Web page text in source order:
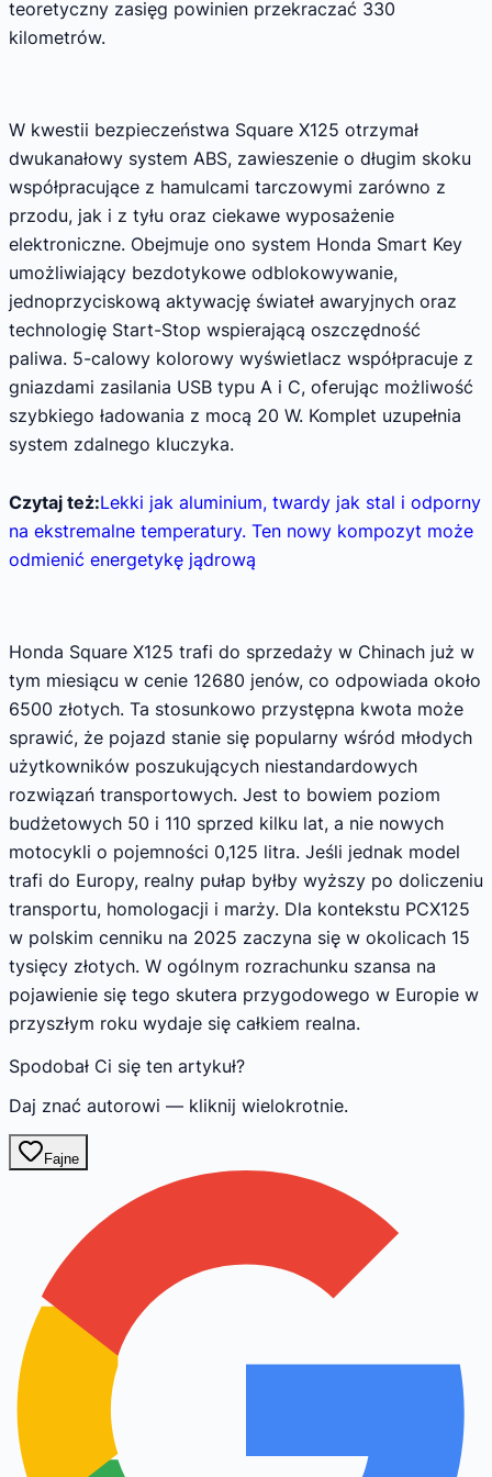
teoretyczny zasięg powinien przekraczać 330
kilometrów.
W kwestii bezpieczeństwa Square X125 otrzymał
dwukanałowy system ABS, zawieszenie o długim skoku
współpracujące z hamulcami tarczowymi zarówno z
przodu, jak i z tyłu oraz ciekawe wyposażenie
elektroniczne. Obejmuje ono system Honda Smart Key
umożliwiający bezdotykowe odblokowywanie,
jednoprzyciskową aktywację świateł awaryjnych oraz
technologię Start-Stop wspierającą oszczędność
paliwa. 5-calowy kolorowy wyświetlacz współpracuje z
gniazdami zasilania USB typu A i C, oferując możliwość
szybkiego ładowania z mocą 20 W. Komplet uzupełnia
system zdalnego kluczyka.
Czytaj też:Lekki jak aluminium, twardy jak stal i odporny
na ekstremalne temperatury. Ten nowy kompozyt może
odmienić energetykę jądrową
Honda Square X125 trafi do sprzedaży w Chinach już w
tym miesiącu w cenie 12680 jenów, co odpowiada około
6500 złotych. Ta stosunkowo przystępna kwota może
sprawić, że pojazd stanie się popularny wśród młodych
użytkowników poszukujących niestandardowych
rozwiązań transportowych. Jest to bowiem poziom
budżetowych 50 i 110 sprzed kilku lat, a nie nowych
motocykli o pojemności 0,125 litra. Jeśli jednak model
trafi do Europy, realny pułap byłby wyższy po doliczeniu
transportu, homologacji i marży. Dla kontekstu PCX125
w polskim cenniku na 2025 zaczyna się w okolicach 15
tysięcy złotych. W ogólnym rozrachunku szansa na
pojawienie się tego skutera przygodowego w Europie w
przyszłym roku wydaje się całkiem realna.
Spodobał Ci się ten artykuł?
Daj znać autorowi — kliknij wielokrotnie.
Fajne